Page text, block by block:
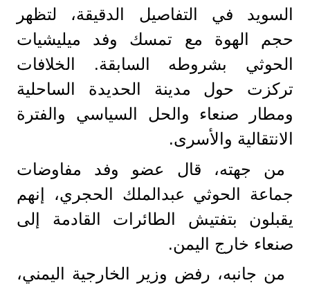
السويد في التفاصيل الدقيقة، لتظهر
حجم الهوة مع تمسك وفد ميليشيات
الحوثي بشروطه السابقة. الخلافات
تركزت حول مدينة الحديدة الساحلية
ومطار صنعاء والحل السياسي والفترة
الانتقالية والأسرى.
من جهته، قال عضو وفد مفاوضات
جماعة الحوثي عبدالملك الحجري، إنهم
يقبلون بتفتيش الطائرات القادمة إلى
صنعاء خارج اليمن.
من جانبه، رفض وزير الخارجية اليمني،